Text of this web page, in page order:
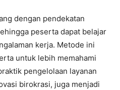
dengan pendekatan
peserta dapat belajar
kerja. Metode ini
untuk lebih memahami
pengelolaan layanan
birokrasi, juga menjadi